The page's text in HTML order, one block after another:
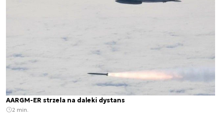
AARGM-ER strzela na daleki dystans
2 min.